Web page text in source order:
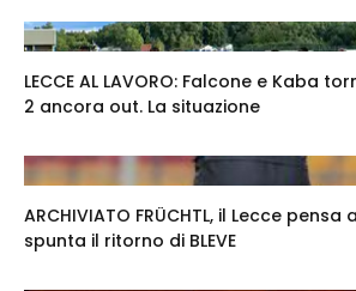
LECCE AL LAVORO: Falcone e Kaba
2 ancora out. La situazione
ARCHIVIATO FRÜCHTL, il Lecce
spunta il ritorno di BLEVE